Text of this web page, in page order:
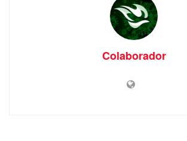
Colaborador